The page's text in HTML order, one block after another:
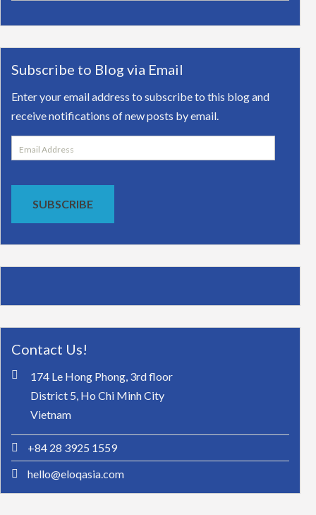
Subscribe to Blog via Email
Enter your email address to subscribe to this blog and
receive notifications of new posts by email.
Email
Address
SUBSCRIBE
Contact Us!
174 Le Hong Phong, 3rd floor
District 5, Ho Chi Minh City
Vietnam
+84 28 3925 1559
hello@eloqasia.com